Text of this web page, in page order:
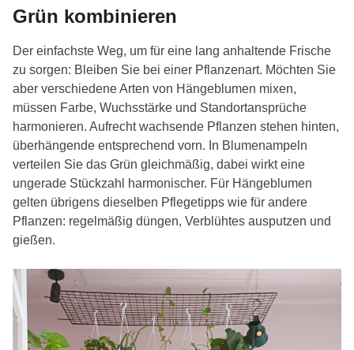
Grün kombinieren
Der einfachste Weg, um für eine lang anhaltende Frische
zu sorgen: Bleiben Sie bei einer Pflanzenart. Möchten Sie
aber verschiedene Arten von Hängeblumen mixen,
müssen Farbe, Wuchsstärke und Standortansprüche
harmonieren. Aufrecht wachsende Pflanzen stehen hinten,
überhängende entsprechend vorn. In Blumenampeln
verteilen Sie das Grün gleichmäßig, dabei wirkt eine
ungerade Stückzahl harmonischer. Für Hängeblumen
gelten übrigens dieselben Pflegetipps wie für andere
Pflanzen: regelmäßig düngen, Verblühtes ausputzen und
gießen.